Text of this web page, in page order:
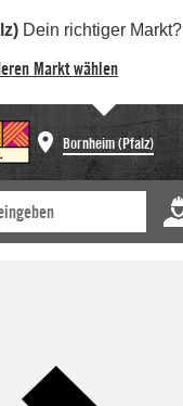
Dein richtiger Markt?
Markt wählen
Bornheim (Pfalz)